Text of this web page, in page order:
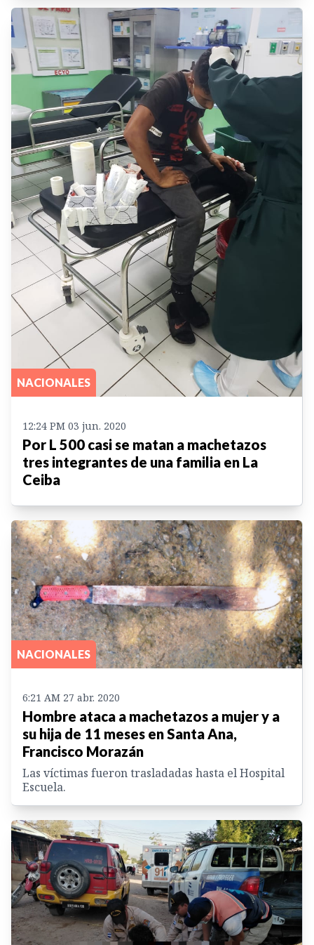
NACIONALES
12:24 PM 03 jun. 2020
Por L 500 casi se matan a machetazos
tres integrantes de una familia en La
Ceiba
NACIONALES
6:21 AM 27 abr. 2020
Hombre ataca a machetazos a mujer y a
su hija de 11 meses en Santa Ana,
Francisco Morazán
Las víctimas fueron trasladadas hasta el Hospital
Escuela.